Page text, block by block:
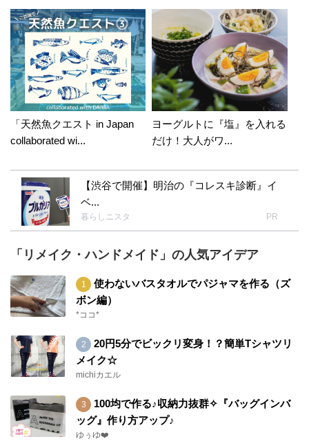
「天然魚クエスト in Japan
collaborated wi...
ヨーグルトに『塩』を入れる
だけ！大人がワ...
【渋谷で開催】明治の『コレスキ診断』イ
ベ...
暮らしニスタ PR
「リメイク・ハンドメイド」の人気アイデア
使わないバスタオルでパジャマを作る（ズ
ボン編）
*ココ*
20円5分でビックリ変身！？簡単Tシャツリ
メイク☆
michiカエル
100均で作る♪収納力抜群✧『バッグインバ
ッグ』作り方アップ♪
ゆぅゆ❤️